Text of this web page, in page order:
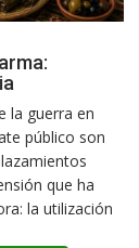
la guerra en
público son
que ha
la utilización